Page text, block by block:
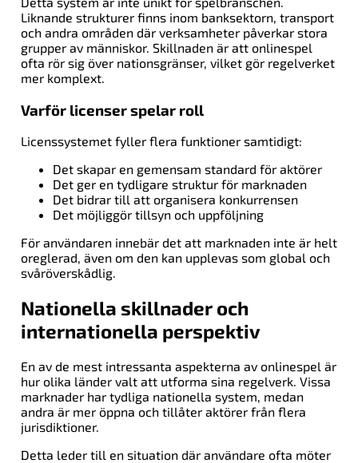
Liknande strukturer finns inom banksektorn, transport
och andra områden där verksamheter påverkar stora
grupper av människor. Skillnaden är att onlinespel
ofta rör sig över nationsgränser, vilket gör regelverket
mer komplext.
Varför licenser spelar roll
Licenssystemet fyller flera funktioner samtidigt:
Det skapar en gemensam standard för aktörer
Det ger en tydligare struktur för marknaden
Det bidrar till att organisera konkurrensen
Det möjliggör tillsyn och uppföljning
För användaren innebär det att marknaden inte är helt
oreglerad, även om den kan upplevas som global och
svåröverskådlig.
Nationella skillnader och
internationella perspektiv
En av de mest intressanta aspekterna av onlinespel är
hur olika länder valt att utforma sina regelverk. Vissa
marknader har tydliga nationella system, medan
andra är mer öppna och tillåter aktörer från flera
jurisdiktioner.
Detta leder till en situation där användare ofta möter